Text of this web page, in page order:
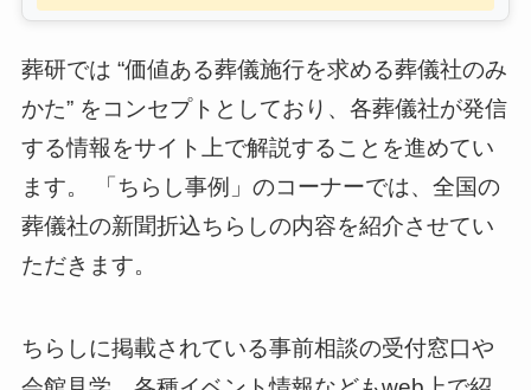
葬研では “価値ある葬儀施行を求める葬儀社のみ
かた” をコンセプトとしており、各葬儀社が発信
する情報をサイト上で解説することを進めてい
ます。 「ちらし事例」のコーナーでは、全国の
葬儀社の新聞折込ちらしの内容を紹介させてい
ただきます。
ちらしに掲載されている事前相談の受付窓口や